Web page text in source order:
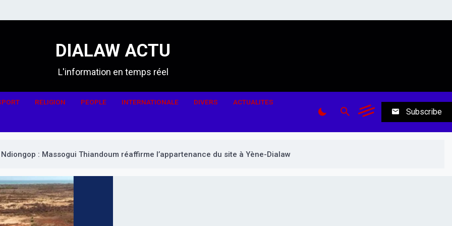
DIALAW ACTU
L'information en temps réel
RELIGION PEOPLE INTERNATIONALE DIVERS ACTUALITES
Subscribe
: Massogui Thiandoum réaffirme l’appartenance du site à Yène-Dialaw